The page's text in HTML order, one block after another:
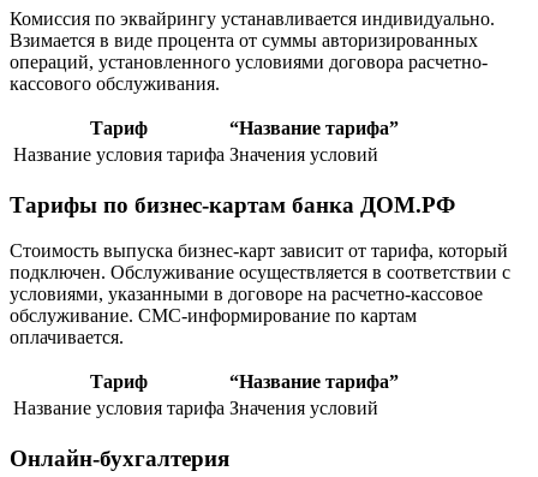
Комиссия по эквайрингу устанавливается индивидуально.
Взимается в виде процента от суммы авторизированных
операций, установленного условиями договора расчетно-
кассового обслуживания.
Тариф
“Название тарифа”
Название условия тарифа Значения условий
Тарифы по бизнес-картам банка ДОМ.РФ
Стоимость выпуска бизнес-карт зависит от тарифа, который
подключен. Обслуживание осуществляется в соответствии с
условиями, указанными в договоре на расчетно-кассовое
обслуживание. СМС-информирование по картам
оплачивается.
Тариф
“Название тарифа”
Название условия тарифа Значения условий
Онлайн-бухгалтерия